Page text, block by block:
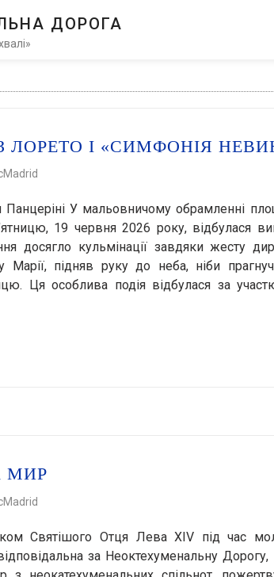
ДОРОГА
ЛОРЕТО І «СИМФОНІЯ
Панцеріні У мальовничому обрамленні
19 червня 2026 року, відбулася
досягло кульмінації завдяки жесту
Марії, підняв руку до неба, ніби
Ця особлива подія відбулася за
МИР
Святішого Отця Лева XIV під час
за Неоктехуменальну